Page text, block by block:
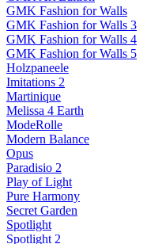
GMK Fashion for Walls
GMK Fashion for Walls 3
GMK Fashion for Walls 4
GMK Fashion for Walls 5
Holzpaneele
Imitations 2
Martinique
Melissa 4 Earth
ModeRolle
Modern Balance
Opus
Paradisio 2
Play of Light
Pure Harmony
Secret Garden
Spotlight
Spotlight 2